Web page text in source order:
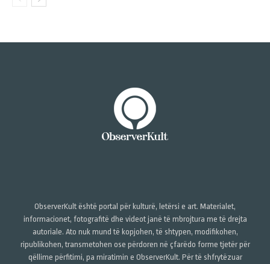
ObserverKult është portal për kulturë, letërsi e art. Materialet,
informacionet, fotografitë dhe videot janë të mbrojtura me të drejta
autoriale. Ato nuk mund të kopjohen, të shtypen, modifikohen,
ripublikohen, transmetohen ose përdoren në çfarëdo forme tjetër për
qëllime përfitimi, pa miratimin e ObserverKult. Për të shfrytëzuar